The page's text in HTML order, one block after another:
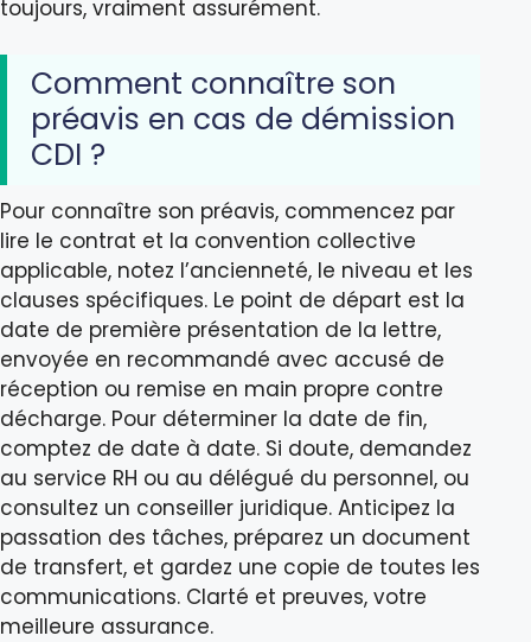
toujours, vraiment assurément.
Comment connaître son
préavis en cas de démission
CDI ?
Pour connaître son préavis, commencez par
lire le contrat et la convention collective
applicable, notez l’ancienneté, le niveau et les
clauses spécifiques. Le point de départ est la
date de première présentation de la lettre,
envoyée en recommandé avec accusé de
réception ou remise en main propre contre
décharge. Pour déterminer la date de fin,
comptez de date à date. Si doute, demandez
au service RH ou au délégué du personnel, ou
consultez un conseiller juridique. Anticipez la
passation des tâches, préparez un document
de transfert, et gardez une copie de toutes les
communications. Clarté et preuves, votre
meilleure assurance.